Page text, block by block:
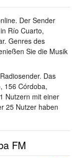
Der Sender
in Río Cuarto,
Genres des
Sie die Musik
. Das
156 Córdoba,
Nutzern mit einer
25 Nutzer haben
FM